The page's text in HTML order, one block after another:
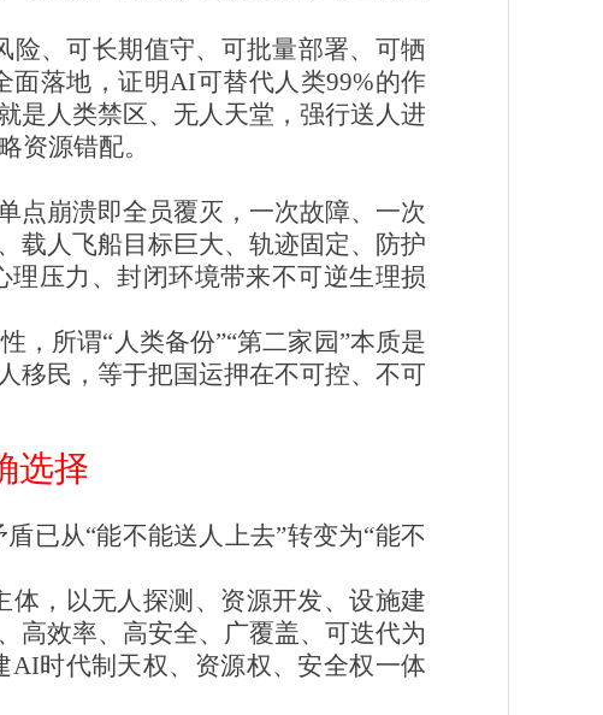
、可长期值守、可批量部署、可牺
落地，证明AI可替代人类99%的作
是人类禁区、无人天堂，强行送人进
资源错配。
点崩溃即全员覆灭，一次故障、一次
载人飞船目标巨大、轨迹固定、防护
压力、封闭环境带来不可逆生理损
，所谓“人类备份”“第二家园”本质是
移民，等于把国运押在不可控、不可
选择
已从“能不能送人上去”转变为“能不
，以无人探测、资源开发、设施建
高效率、高安全、广覆盖、可迭代为
时代制天权、资源权、安全权一体